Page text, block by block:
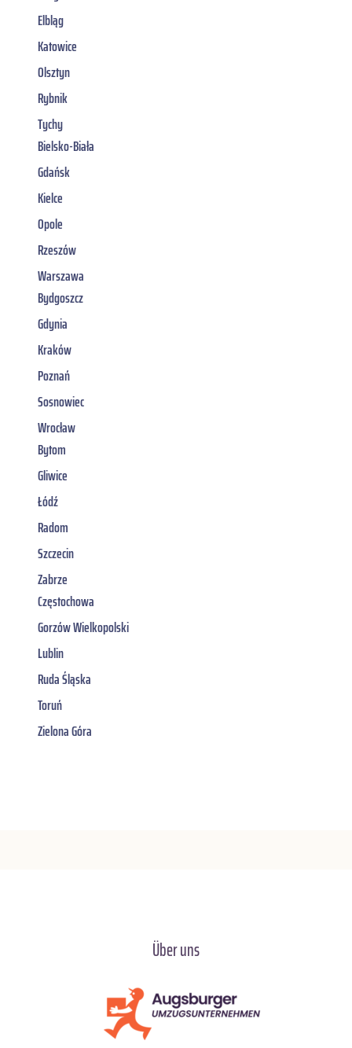
Elbląg
Katowice
Olsztyn
Rybnik
Tychy
Bielsko-Biała
Gdańsk
Kielce
Opole
Rzeszów
Warszawa
Bydgoszcz
Gdynia
Kraków
Poznań
Sosnowiec
Wrocław
Bytom
Gliwice
Łódź
Radom
Szczecin
Zabrze
Częstochowa
Gorzów Wielkopolski
Lublin
Ruda Śląska
Toruń
Zielona Góra
Über uns